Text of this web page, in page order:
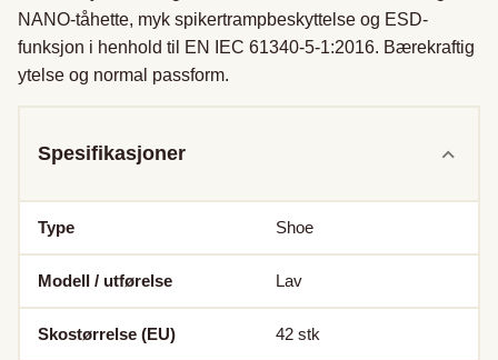
NANO-tåhette, myk spikertrampbeskyttelse og ESD-
funksjon i henhold til EN IEC 61340-5-1:2016. Bærekraftig
ytelse og normal passform.
Spesifikasjoner
Type Shoe
Modell / utførelse Lav
Skostørrelse (EU) 42 stk